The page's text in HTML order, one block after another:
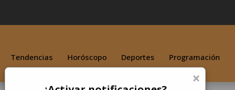
Tendencias Horóscopo Deportes Programación
×